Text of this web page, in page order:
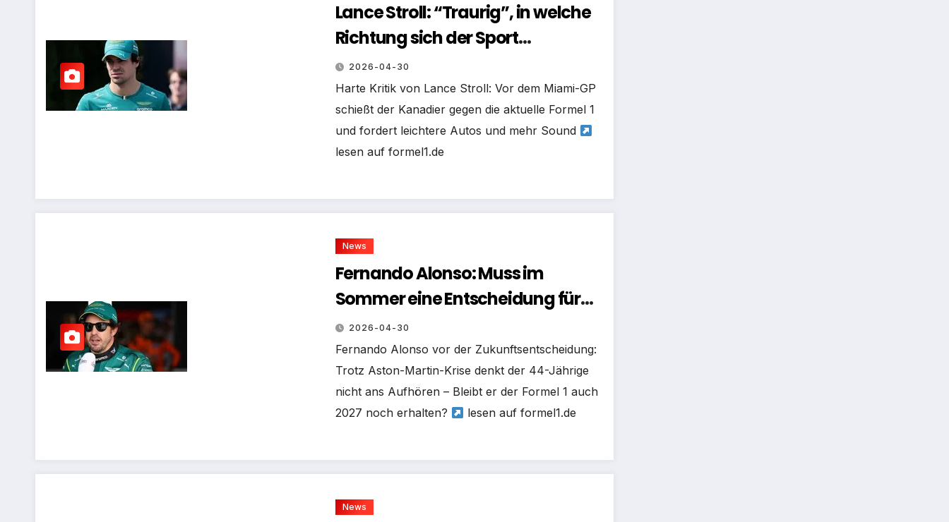
Lance Stroll: “Traurig”, in welche
Richtung sich der Sport
entwickelt hat
2026-04-30
Harte Kritik von Lance Stroll: Vor dem Miami-GP
schießt der Kanadier gegen die aktuelle Formel 1
und fordert leichtere Autos und mehr Sound
lesen auf formel1.de
News
Fernando Alonso: Muss im
Sommer eine Entscheidung für
2027 treffen
2026-04-30
Fernando Alonso vor der Zukunftsentscheidung:
Trotz Aston-Martin-Krise denkt der 44-Jährige
nicht ans Aufhören – Bleibt er der Formel 1 auch
2027 noch erhalten?
lesen auf formel1.de
News